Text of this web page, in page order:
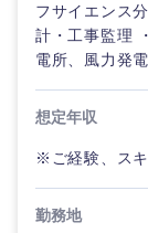
フサイエンス
計・工事監理
電所、風力発
想定年収
※ご経験、ス
勤務地